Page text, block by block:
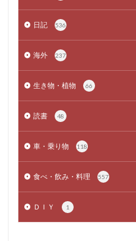
日記 536
海外 237
生き物・植物 66
読書 48
車・乗り物 118
食べ・飲み・料理 557
ＤＩＹ 1